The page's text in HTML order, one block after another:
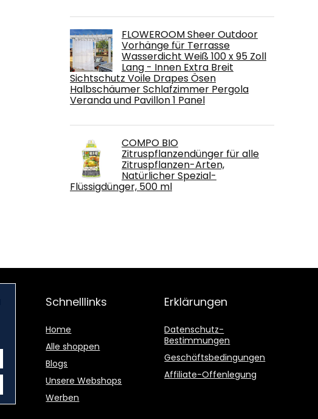
FLOWEROOM Sheer Outdoor
Vorhänge für Terrasse
Wasserdicht Weiß 100 x 95 Zoll
Lang - Innen Extra Breit
Sichtschutz Voile Drapes Ösen
Halbschäumer Schlafzimmer Pergola
Veranda und Pavillon 1 Panel
COMPO BIO
Zitruspflanzendünger für alle
Zitruspflanzen-Arten,
Natürlicher Spezial-
Flüssigdünger, 500 ml
Schnelllinks
Home
Alle shoppen
Blogs
Unsere Webshops
Werben
Erklärungen
Datenschutz-
Bestimmungen
Geschäftsbedingungen
Affiliate-Offenlegung